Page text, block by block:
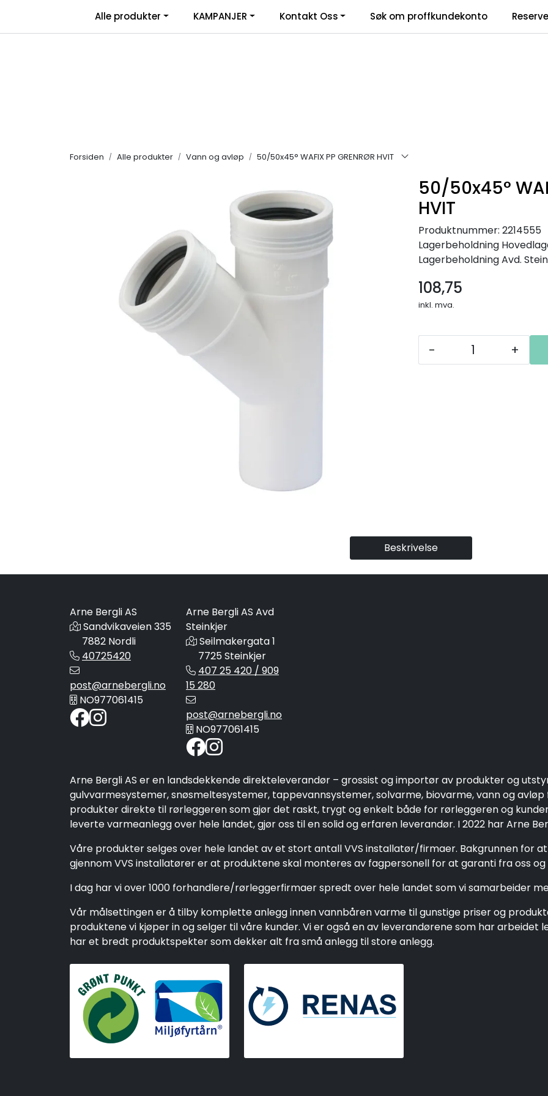
Salgsbetingelser | Retur/transportskade & reklamasjonsskjema
Alle produkter KAMPANJER Kontakt Oss Søk om proffkundekonto
Forsiden Alle produkter Vann og avløp 50/50x45° WAFIX PP GRENRØR HVIT
50/50x45°
HVIT
Produktnummer: 2214555
Lagerbeholdning
LagerbeholdningAvd.
108,75
inkl. mva.
- +
Beskrivelse
Arne Bergli AS
Sandvikaveien 335
7882 Nordli
40725420
post@arnebergli.no
NO977061415
Arne Bergli AS Avd
Steinkjer
Seilmakergata 1
7725 Steinkjer
407 25 420 / 909
15 280
post@arnebergli.no
NO977061415
Arne Bergli AS er en landsdekkende direkteleverandør – grossist og importør av produkter og
gulvvarmesystemer, snøsmeltesystemer, tappevannsystemer, solvarme, biovarme, vann og
produkter direkte til rørleggeren som gjør det raskt, trygt og enkelt både for rørleggeren og
leverte varmeanlegg over hele landet, gjør oss til en solid og erfaren leverandør. I 2022 har Arne
Våre produkter selges over hele landet av et stort antall VVS installatør/firmaer. Bakgrunnen for
gjennom VVS installatører er at produktene skal monteres av fagpersonell for at garanti fra oss og
I dag har vi over 1000 forhandlere/rørleggerfirmaer spredt over hele landet som vi samarbeider
Vår målsettingen er å tilby komplette anlegg innen vannbåren varme til gunstige priser og
produktene vi kjøper in og selger til våre kunder. Vi er også en av leverandørene som har arbeidet
har et bredt produktspekter som dekker alt fra små anlegg til store anlegg.